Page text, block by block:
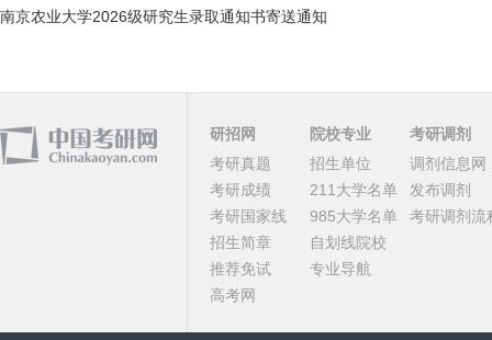
南京农业大学2026级研究生录取通知书寄送通知
研招网
考研真题
考研成绩
考研国家线
招生简章
推荐免试
高考网
院校专业
招生单位
211大学名单
985大学名单
自划线院校
专业导航
考研调剂
调剂信息网
发布调剂
考研调剂流